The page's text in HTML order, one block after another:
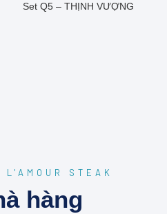
Set Q5 – THỊNH VƯỢNG
L'AMOUR STEAK
hàng